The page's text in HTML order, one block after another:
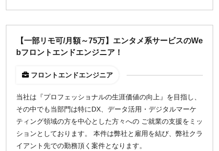
【一部リモ可/月額～75万】エンタメ系サービスのWe
bフロントエンドエンジニア！
フロントエンドエンジニア
当社は『プロフェッショナルの生涯価値の向上』を目指し、
その中でも当部門は特にDX、データ活用・デジタルマーケ
ティング領域の方を中心とした方々への ご就業の支援をミッ
ションとしております。 本件は弊社と雇用を結び、弊社クラ
イアント先での勤務頂く案件となります。